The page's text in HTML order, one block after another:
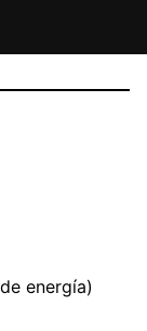
energía)